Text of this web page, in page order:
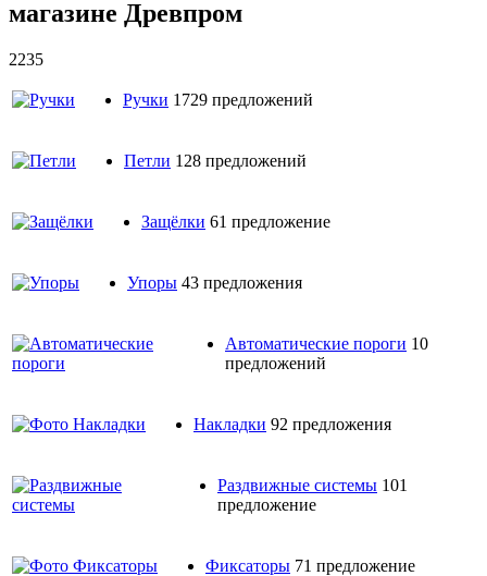
магазине Древпром
2235
Ручки 1729 предложений
Петли 128 предложений
Защёлки 61 предложение
Упоры 43 предложения
Автоматические пороги 10
предложений
Накладки 92 предложения
Раздвижные системы 101
предложение
Фиксаторы 71 предложение